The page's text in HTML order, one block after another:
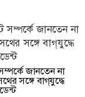
জানতেন না
সঙ্গে বাগ্‌যুদ্ধে